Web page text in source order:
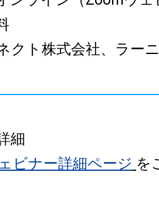
クト株式会社、ラー
細
ビナー詳細ページ を